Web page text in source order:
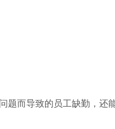
而导致的员工缺勤，还